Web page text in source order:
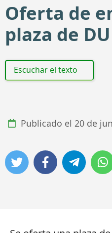
Oferta de
plaza de
Escuchar el texto
Publicado el 20 de